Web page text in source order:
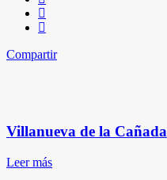
Compartir
Villanueva de la Cañada
Leer más